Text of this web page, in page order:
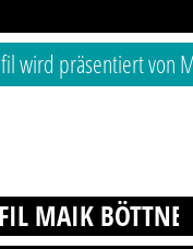
wird präsentiert von
MAIK BÖTTNER